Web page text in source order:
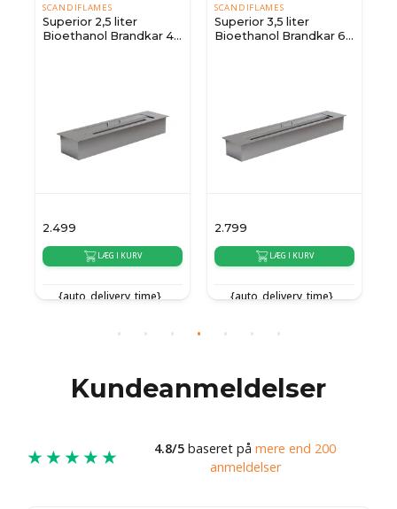
SCANDIFLAMES
Superior 2,5 liter
Bioethanol Brandkar 45
2.499
LÆG I KURV
{auto_delivery_time}
SCANDIFLAMES
Superior 3,5 liter
Bioethanol Brandkar 60
2.799
LÆG I KURV
{auto_delivery_time}
Kundeanmeldelser
★★★★★ 4.8/5 baseret på mere end 200
anmeldelser